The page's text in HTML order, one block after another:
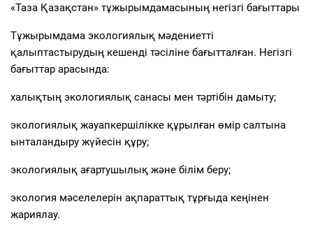
«Таза Қазақстан» тұжырымдамасының негізгі бағыттары
Тұжырымдама экологиялық мәдениетті
қалыптастырудың кешенді тәсіліне бағытталған. Негізгі
бағыттар арасында:
халықтың экологиялық санасы мен тәртібін дамыту;
экологиялық жауапкершілікке құрылған өмір салтына
ынталандыру жүйесін құру;
экологиялық ағартушылық және білім беру;
экология мәселелерін ақпараттық тұрғыда кеңінен
жариялау.